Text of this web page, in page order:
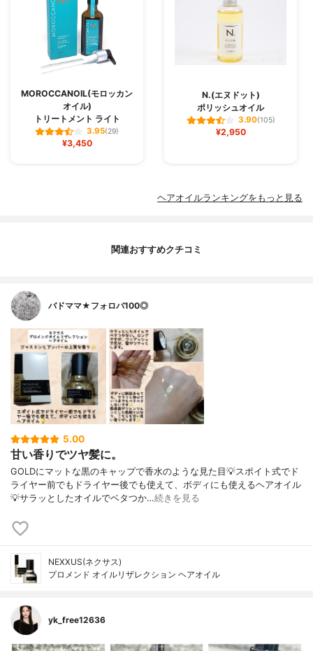
MOROCCANOIL(モロッカン
オイル)
トリートメント ライト
3.95(29)
¥3,450
N.(エヌドット)
ポリッシュオイル
3.90(105)
¥2,950
ヘアオイルランキングをもっと見る
関連おすすめクチコミ
バドママ★フォロバ100◎
5.00
甘い香りでツヤ髪に。
GOLDにマットな黒のキャップで香水のような見た目💡スポイト式でド
ライヤー前でもドライヤー後でも使えて、ボディにも使えるヘアオイル
💡サラッとしたオイルでベタつか…続きを見る
NEXXUS(ネクサス)
プロメンド オイルリザレクション ヘアオイル
yk_free12636